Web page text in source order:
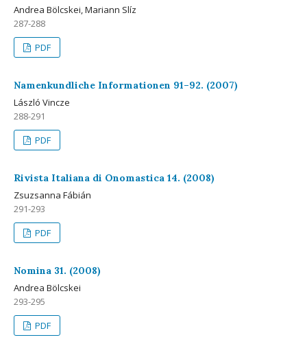
Andrea Bölcskei, Mariann Slíz
287-288
PDF
Namenkundliche Informationen 91–92. (2007)
László Vincze
288-291
PDF
Rivista Italiana di Onomastica 14. (2008)
Zsuzsanna Fábián
291-293
PDF
Nomina 31. (2008)
Andrea Bölcskei
293-295
PDF